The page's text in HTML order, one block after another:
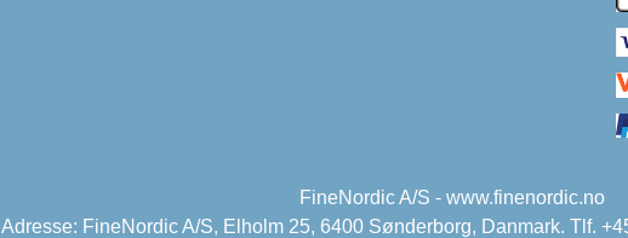
FineNordic A/S - www.finenordic.no
Adresse: FineNordic A/S, Elholm 25, 6400 Sønderborg, Danmark. Tlf.